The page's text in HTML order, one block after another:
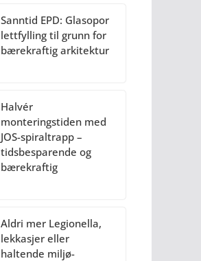
Sanntid EPD: Glasopor
lettfylling til grunn for
bærekraftig arkitektur
Halvér
monteringstiden med
JOS-spiraltrapp –
tidsbesparende og
bærekraftig
Aldri mer Legionella,
lekkasjer eller
haltende miljø-